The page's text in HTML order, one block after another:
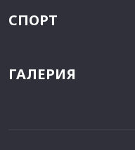
СПОРТ
ГАЛЕРИЯ